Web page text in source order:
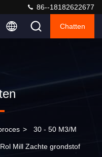
86--18182622677
Chatten
> 30 - 50 M3/M
Mill Zachte grondstof